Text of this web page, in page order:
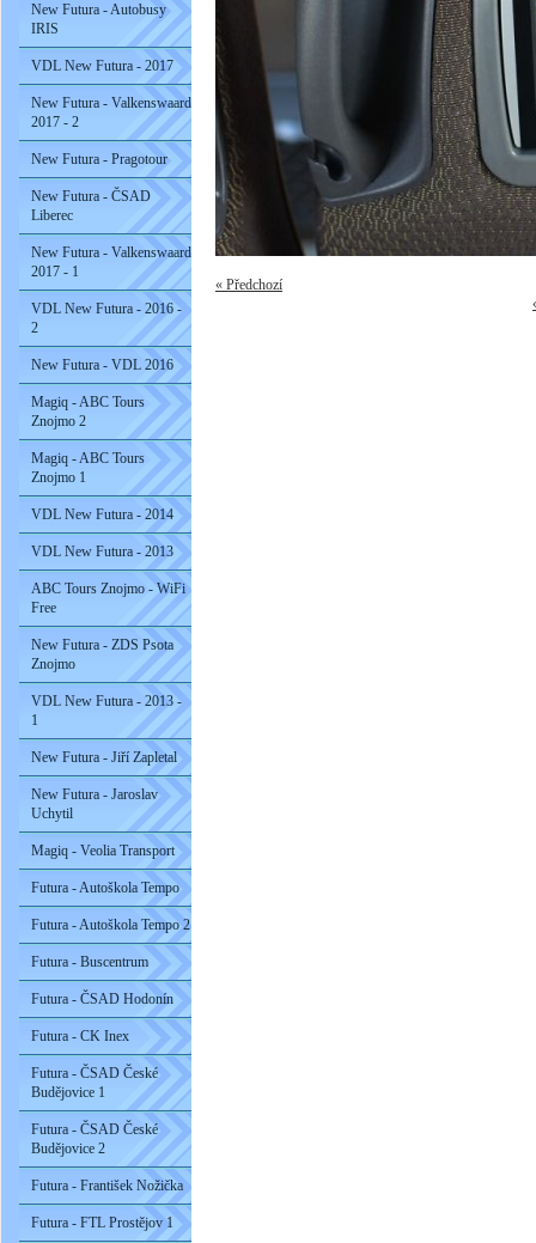
New Futura - Autobusy
IRIS
VDL New Futura - 2017
New Futura - Valkenswaard
2017 - 2
New Futura - Pragotour
New Futura - ČSAD
Liberec
New Futura - Valkenswaard
2017 - 1
VDL New Futura - 2016 -
2
New Futura - VDL 2016
Magiq - ABC Tours
Znojmo 2
Magiq - ABC Tours
Znojmo 1
VDL New Futura - 2014
VDL New Futura - 2013
ABC Tours Znojmo - WiFi
Free
New Futura - ZDS Psota
Znojmo
VDL New Futura - 2013 -
1
New Futura - Jiří Zapletal
New Futura - Jaroslav
Uchytil
Magiq - Veolia Transport
Futura - Autoškola Tempo
Futura - Autoškola Tempo 2
Futura - Buscentrum
Futura - ČSAD Hodonín
Futura - CK Inex
Futura - ČSAD České
Budějovice 1
Futura - ČSAD České
Budějovice 2
Futura - František Nožička
Futura - FTL Prostějov 1
« Předchozí